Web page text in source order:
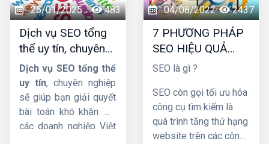
hiểu chi tiết về dịch vụ
này nhá !
25/01/2025 483
Dịch vụ SEO tổng
thể uy tín, chuyên
nghiệp và hiệu quả
Dịch vụ SEO tổng thể
uy tín, chuyên nghiệp
sẽ giúp bạn giải quyết
bài toán khó khăn mà
các doanh nghiệp Việt
04/08/2022 2437
7 PHƯƠNG PHÁP
SEO HIỆU QUẢ
BẠN NÊN BIẾT
SEO là gì ?
SEO còn gọi tối ưu hóa
công cụ tìm kiếm là
quá trình tăng thứ hạng
website trên các công